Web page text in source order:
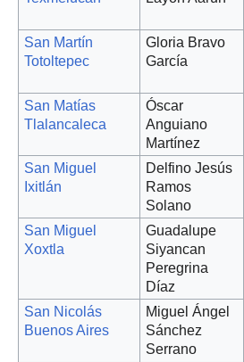
San Martín
Totoltepec
Gloria Bravo
García
San Matías
Tlalancaleca
Óscar
Anguiano
Martínez
San Miguel
Ixitlán
Delfino Jesús
Ramos
Solano
San Miguel
Xoxtla
Guadalupe
Siyancan
Peregrina
Díaz
San Nicolás
Buenos Aires
Miguel Ángel
Sánchez
Serrano